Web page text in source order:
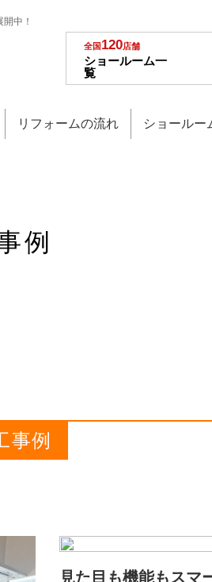
中！
全国120店舗
ショールーム一
覧
リフォームの流れ ショールー
例
事例
見た目も機能もスマ